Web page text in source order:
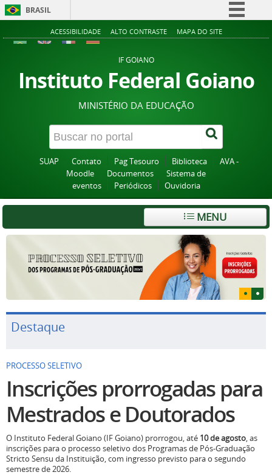
BRASIL
Simplifique!
Acesso à informação
Legislação
Canais
ACESSIBILIDADE ALTO CONTRASTE MAPA DO SITE
IF GOIANO
Instituto Federal Goiano
MINISTÉRIO DA EDUCAÇÃO
SUAP Contato Pag Tesouro Biblioteca
AVA -
Moodle
Documentos
Sistema de
eventos
Periódicos Ouvidoria
MENU
Destaque
PROCESSO SELETIVO
Inscrições prorrogadas para
Mestrados e Doutorados
O Instituto Federal Goiano (IF Goiano) prorrogou, até 10 de agosto, as
inscrições para o processo seletivo dos Programas de Pós-Graduação
Stricto Sensu da Instituição, com ingresso previsto para o segundo
semestre de 2026.